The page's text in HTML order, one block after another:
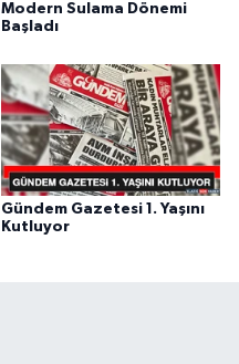
Modern Sulama Dönemi
Başladı
Gündem Gazetesi 1. Yaşını
Kutluyor